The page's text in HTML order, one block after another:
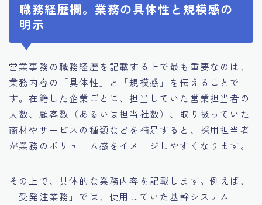
職務経歴欄。業務の具体性と規模感の
明示
営業事務の職務経歴を記載する上で最も重要なのは、
業務内容の「具体性」と「規模感」を伝えることで
す。在籍した企業ごとに、担当していた営業担当者の
人数、顧客数（あるいは担当社数）、取り扱っていた
商材やサービスの種類などを補足すると、採用担当者
が業務のボリューム感をイメージしやすくなります。
その上で、具体的な業務内容を記載します。例えば、
「受発注業務」では、使用していた基幹システム